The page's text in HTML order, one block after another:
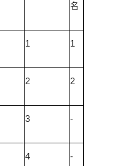
名
1 1
2 2
3 -
4 -